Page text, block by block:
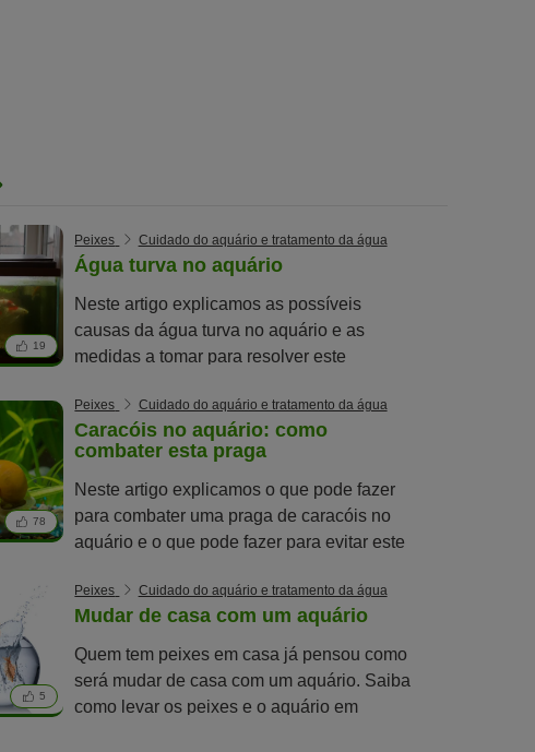
19
Peixes Cuidado do aquário e tratamento da água
Água turva no aquário
Neste artigo explicamos as possíveis
causas da água turva no aquário e as
medidas a tomar para resolver este
78
Peixes Cuidado do aquário e tratamento da água
Caracóis no aquário: como
combater esta praga
Neste artigo explicamos o que pode fazer
para combater uma praga de caracóis no
aquário e o que pode fazer para evitar este
5
Peixes Cuidado do aquário e tratamento da água
Mudar de casa com um aquário
Quem tem peixes em casa já pensou como
será mudar de casa com um aquário. Saiba
como levar os peixes e o aquário em